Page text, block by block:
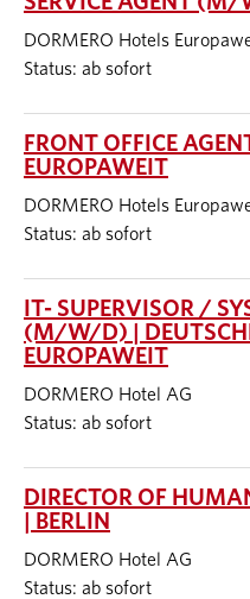
DORMERO Hotels
Status: ab sofort
FRONT OFFICE
EUROPAWEIT
DORMERO Hotels
Status: ab sofort
IT- SUPERVISOR /
(M/W/D) |
EUROPAWEIT
DORMERO Hotel AG
Status: ab sofort
DIRECTOR OF
| BERLIN
DORMERO Hotel AG
Status: ab sofort